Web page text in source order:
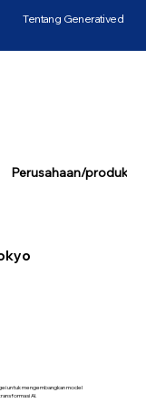
untuk mengembangkan model
AI.
Tentang Generatived
Perusahaan/produk/